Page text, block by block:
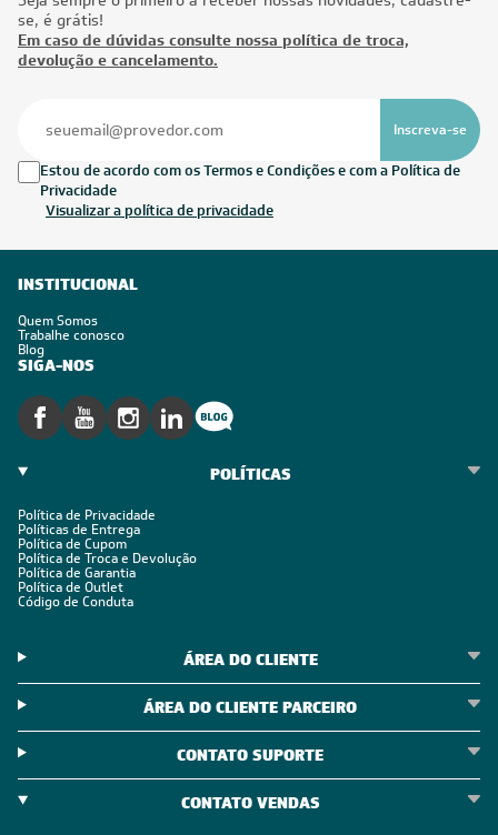
se, é grátis!
Em caso de dúvidas consulte nossa política de troca,
devolução e cancelamento.
Inscreva-se
Estou de acordo com os Termos e Condições e com a Política de
Privacidade
Visualizar a política de privacidade
INSTITUCIONAL
Quem Somos
Trabalhe conosco
Blog
SIGA-NOS
POLÍTICAS
Política de Privacidade
Políticas de Entrega
Política de Cupom
Política de Troca e Devolução
Política de Garantia
Política de Outlet
Código de Conduta
ÁREA DO CLIENTE
ÁREA DO CLIENTE PARCEIRO
CONTATO SUPORTE
CONTATO VENDAS